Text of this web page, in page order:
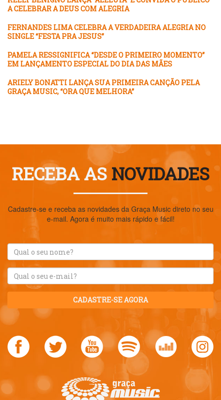
A CELEBRAR A DEUS COM ALEGRIA
FERNANDES LIMA CELEBRA A VERDADEIRA ALEGRIA NO
SINGLE “FESTA PRA JESUS”
PAMELA RESSIGNIFICA “DESDE O PRIMEIRO MOMENTO”
EM LANÇAMENTO ESPECIAL DO DIA DAS MÃES
ARIELY BONATTI LANÇA SUA PRIMEIRA CANÇÃO PELA
GRAÇA MUSIC, “ORA QUE MELHORA”
RECEBA AS NOVIDADES
Cadastre-se e receba as novidades da Graça Music direto no seu
e-mail. Agora é muito mais rápido e fácil!
CADASTRE-SE AGORA